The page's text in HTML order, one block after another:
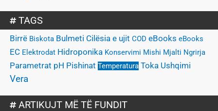
TAGS
Birrë Biskota Bulmeti Cilësia e ujit COD eBooks eBooks
EC Elektrodat Hidroponika Konservimi Mishi Mjalti Ngrirja
Parametrat pH Pishinat Temperatura Toka Ushqimi
Vera
ARTIKUJT MË TË FUNDIT